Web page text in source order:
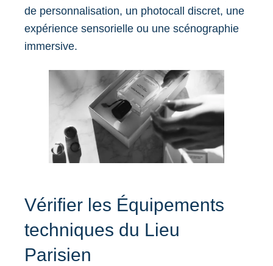
de personnalisation, un photocall discret, une
expérience sensorielle ou une scénographie
immersive.
Vérifier les Équipements
techniques du Lieu
Parisien